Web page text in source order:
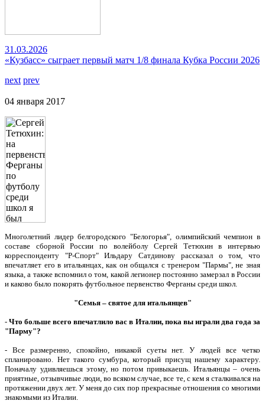
31.03.2026
«Кузбасс» сыграет первый матч 1/8 финала Кубка России 2026
next prev
04 января 2017
Многолетний лидер белгородского "Белогорья", олимпийский чемпион в
составе сборной России по волейболу Сергей Тетюхин в интервью
корреспонденту "Р-Спорт" Ильдару Сатдинову рассказал о том, что
впечатляет его в итальянцах, как он общался с тренером "Пармы", не зная
языка, а также вспомнил о том, какой легионер постоянно замерзал в России
и каково было покорять футбольное первенство Ферганы среди школ.
"Семья – святое для итальянцев"
-Что больше всего впечатлило вас в Италии, пока вы играли два года за
"Парму"?
- Все размеренно, спокойно, никакой суеты нет. У людей все четко
спланировано. Нет такого сумбура, который присущ нашему характеру.
Поначалу удивляешься этому, но потом привыкаешь. Итальянцы – очень
приятные, отзывчивые люди, во всяком случае, все те, с кем я сталкивался на
протяжении двух лет. У меня до сих пор прекрасные отношения со многими
знакомыми из Италии.